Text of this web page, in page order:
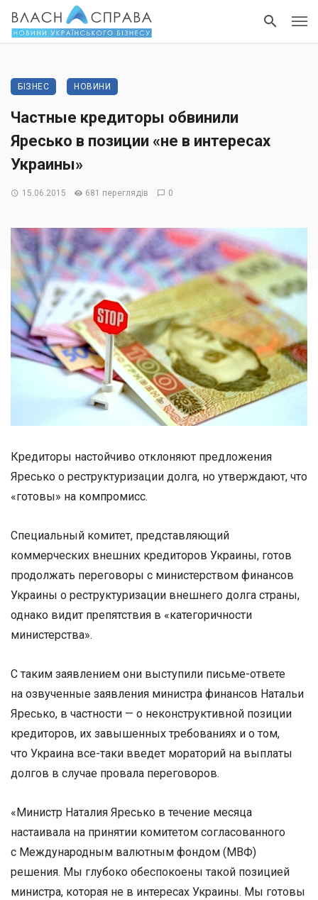
БІЗНЕС НОВИНИ
Частные кредиторы обвинили
Яресько в позиции «не в интересах
Украины»
15.06.2015 681 переглядів 0
Кредиторы настойчиво отклоняют предложения
Яресько о реструктуризации долга, но утверждают, что
«готовы» на компромисс.
Специальный комитет, представляющий
коммерческих внешних кредиторов Украины, готов
продолжать переговоры с министерством финансов
Украины о реструктуризации внешнего долга страны,
однако видит препятствия в «категоричности
министерства».
С таким заявлением они выступили письме-ответе
на озвученные заявления министра финансов Натальи
Яресько, в частности — о неконструктивной позиции
кредиторов, их завышенных требованиях и о том,
что Украина все-таки введет мораторий на выплаты
долгов в случае провала переговоров.
«Министр Наталия Яресько в течение месяца
настаивала на принятии комитетом согласованного
с Международным валютным фондом (МВФ)
решения. Мы глубоко обеспокоены такой позицией
министра, которая не в интересах Украины. Мы готовы